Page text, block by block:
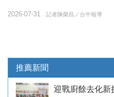
記者陳榮昌／台中報導
2026-07-31
推薦新聞
迎戰廚餘去化